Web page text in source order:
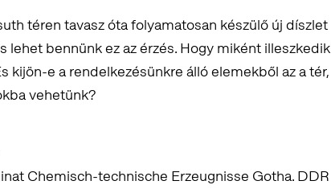
téren tavasz óta folyamatosan készülő új díszlet
lehet bennünk ez az érzés. Hogy miként illeszkedik
kijön-e a rendelkezésünkre álló elemekből az a tér,
vehetünk?
Chemisch-technische Erzeugnisse Gotha. DDR